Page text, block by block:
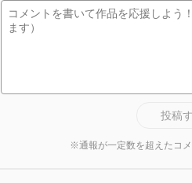
投稿
※通報が一定数を超えたコ